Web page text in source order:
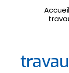
Accueil